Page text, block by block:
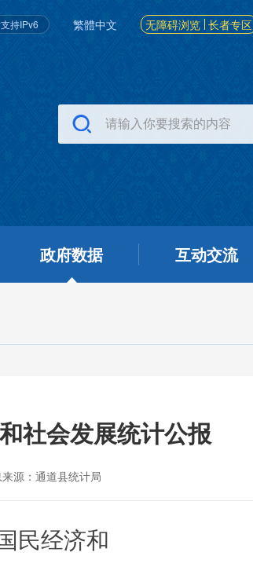
持IPv6 繁體中文 无障碍浏览 长者专区
政府数据 互动交流
社会发展统计公报
源：通道县统计局
民经济和